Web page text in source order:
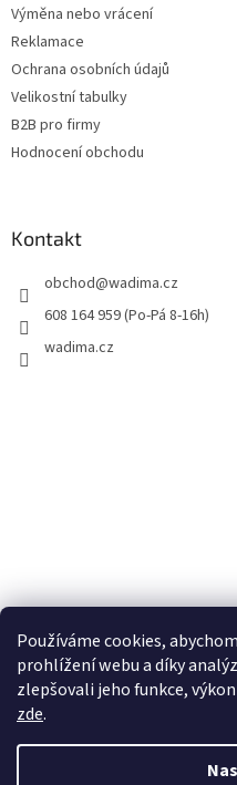
Používáme cookies,
prohlížení webu a díky
zlepšovali jeho funkce,
zde.
Výměna nebo vrácení
Reklamace
Ochrana osobních údajů
Velikostní tabulky
B2B pro firmy
Hodnocení obchodu
Kontakt
obchod@wadima.cz
608 164 959 (Po-Pá 8-16h)
wadima.cz